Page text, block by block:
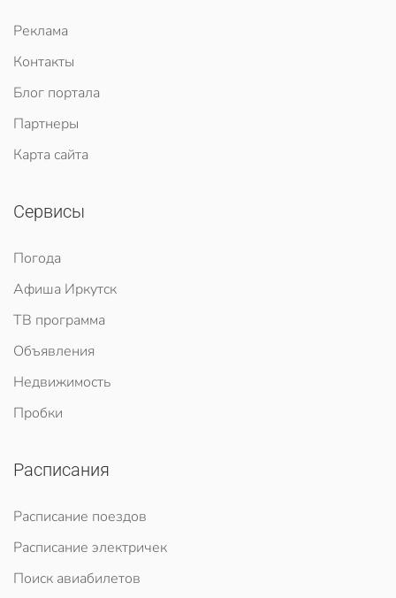
Реклама
Контакты
Блог портала
Партнеры
Карта сайта
Сервисы
Погода
Афиша Иркутск
ТВ программа
Объявления
Недвижимость
Пробки
Расписания
Расписание поездов
Расписание электричек
Поиск авиабилетов